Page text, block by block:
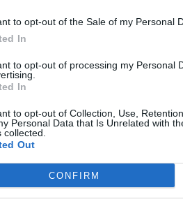
to opt-out of the Sale of my Personal
In
to opt-out of processing my Personal
In
to opt-out of Collection, Use,
Personal Data that Is Unrelated with
collected.
Out
CONFIRM
zaborców.
bezsensowna